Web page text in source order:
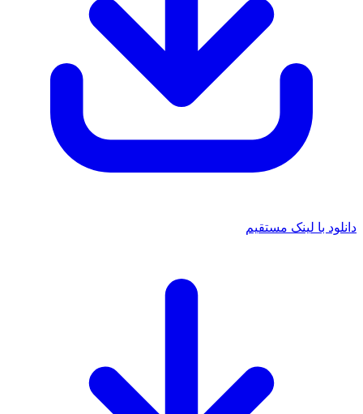
دانلود با لینک مستقیم